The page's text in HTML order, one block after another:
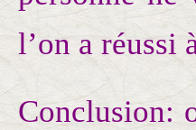
l’on a réussi
Conclusion: